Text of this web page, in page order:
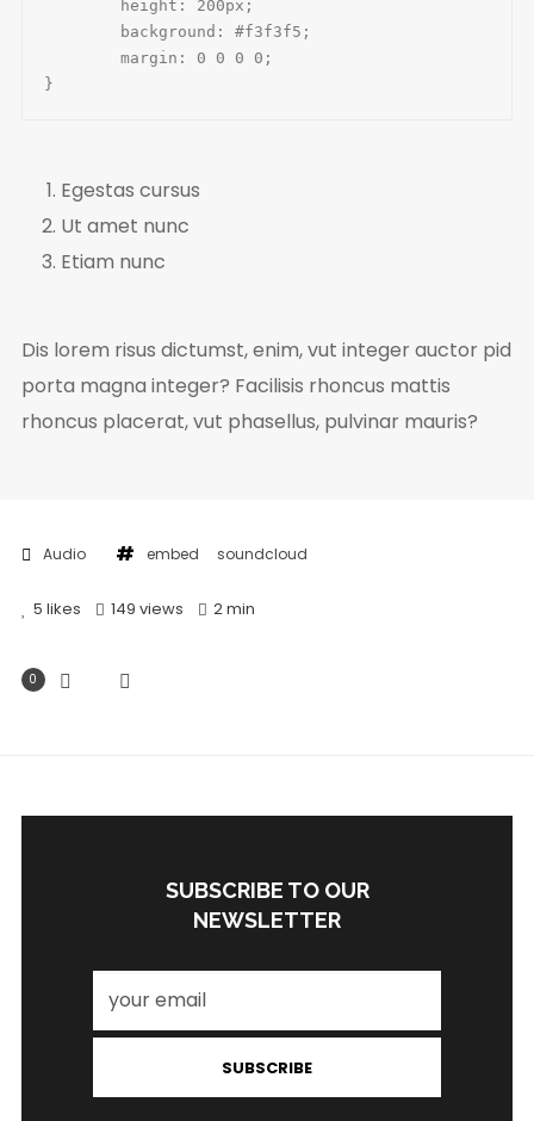
}
Egestas cursus
Ut amet nunc
Etiam nunc
Dis lorem risus dictumst, enim, vut integer auctor pid
porta magna integer? Facilisis rhoncus mattis
rhoncus placerat, vut phasellus, pulvinar mauris?
Audio embed soundcloud
5 likes 149 views 2 min
0
SUBSCRIBE TO OUR
NEWSLETTER
SUBSCRIBE